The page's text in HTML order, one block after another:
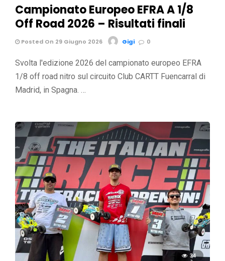
Campionato Europeo EFRA A 1/8
Off Road 2026 – Risultati finali
Posted On 29 Giugno 2026 Gigi 0
Svolta l'edizione 2026 del campionato europeo EFRA
1/8 off road nitro sul circuito Club CARTT Fuencarral di
Madrid, in Spagna. …
34